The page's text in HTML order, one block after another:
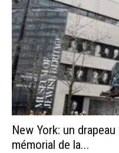
New York: un
mémorial de la...